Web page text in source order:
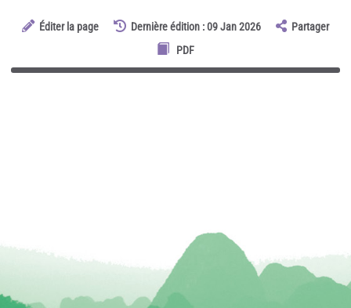
Éditer la page Dernière édition : 09 Jan 2026
Partager
PDF